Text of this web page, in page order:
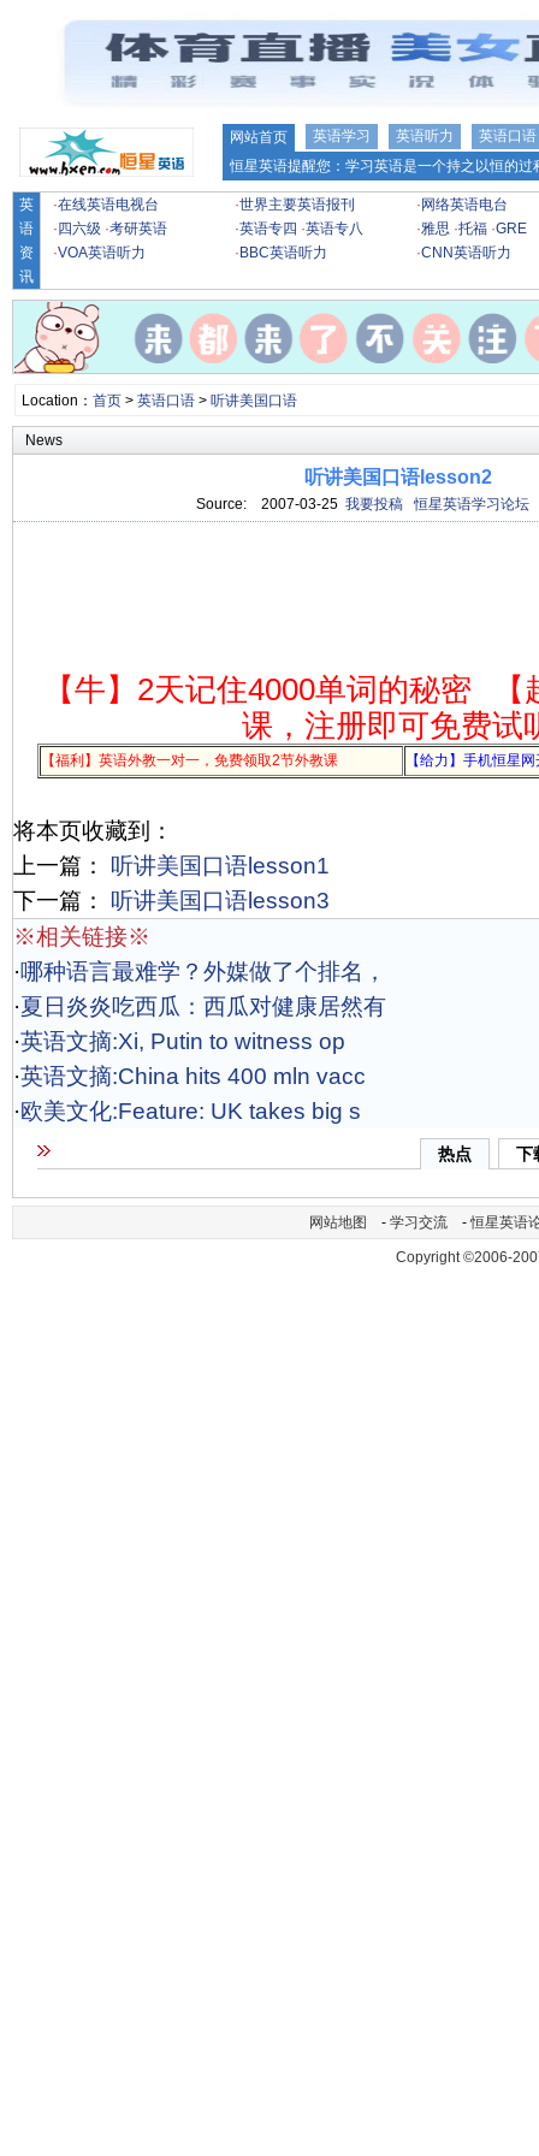
网站首页 英语学习 英语听力
英语口语
恒星英语提醒您：学习英语是一个持之以恒的
英
语
资
讯
·在线英语电视台 ·世界主要英语报刊 · 网络英语电台
· 四六级 ·考研英语 ·英语专四 ·英语专八 ·雅思 ·托福 ·GRE
·VOA英语听力 · BBC英语听力 ·CNN英语听力
Location： 首页> 英语口语> 听讲美国口语
News
听讲美国口语lesson2
Source: 2007-03-25 我要投稿 恒星英语学习论坛
【牛】2天记住4000单词的秘密
课，注册即可免费试
【福利】英语外教一对一，免费领取2节外教课 【给力】手机恒星
将本页收藏到：
上一篇：
听讲美国口语lesson1
下一篇：
听讲美国口语lesson3
※相关链接※
·哪种语言最难学？外媒做了个排名，
·夏日炎炎吃西瓜：西瓜对健康居然有
·英语文摘:Xi, Putin to witness op
·英语文摘:China hits 400 mln vacc
·欧美文化:Feature: UK takes big s
热点 下
网站地图 - 学习交流 -恒星英语
Copyright ©2006-